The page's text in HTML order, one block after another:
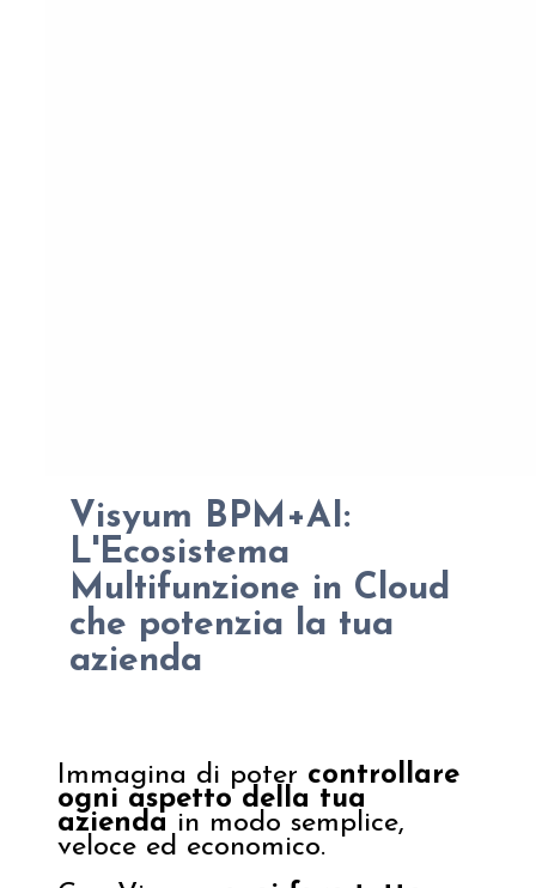
Visyum BPM+AI:
L'Ecosistema
Multifunzione in Cloud
che potenzia la tua
azienda
Immagina di poter controllare
ogni aspetto della tua
azienda in modo semplice,
veloce ed economico.